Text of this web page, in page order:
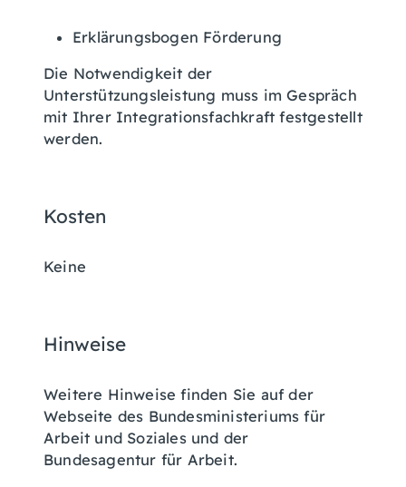
Erklärungsbogen Förderung
Die Notwendigkeit der
Unterstützungsleistung muss im Gespräch
mit Ihrer Integrationsfachkraft festgestellt
werden.
Kosten
Keine
Hinweise
Weitere Hinweise finden Sie auf der
Webseite des Bundesministeriums für
Arbeit und Soziales und der
Bundesagentur für Arbeit.